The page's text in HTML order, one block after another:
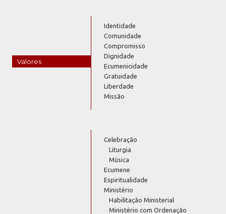
Valores
Identidade
Comunidade
Compromisso
Dignidade
Ecumenicidade
Gratuidade
Liberdade
Missão
Celebração
Liturgia
Música
Ecumene
Espiritualidade
Ministério
Habilitação Ministerial
Ministério com Ordenação